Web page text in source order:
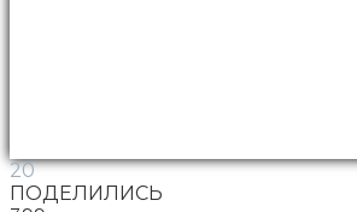
20
ПОДЕЛИЛИСЬ